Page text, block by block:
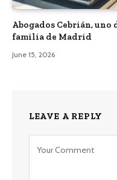
Abogados Cebrián, uno
familia de Madrid
June 15, 2026
LEAVE A REPLY